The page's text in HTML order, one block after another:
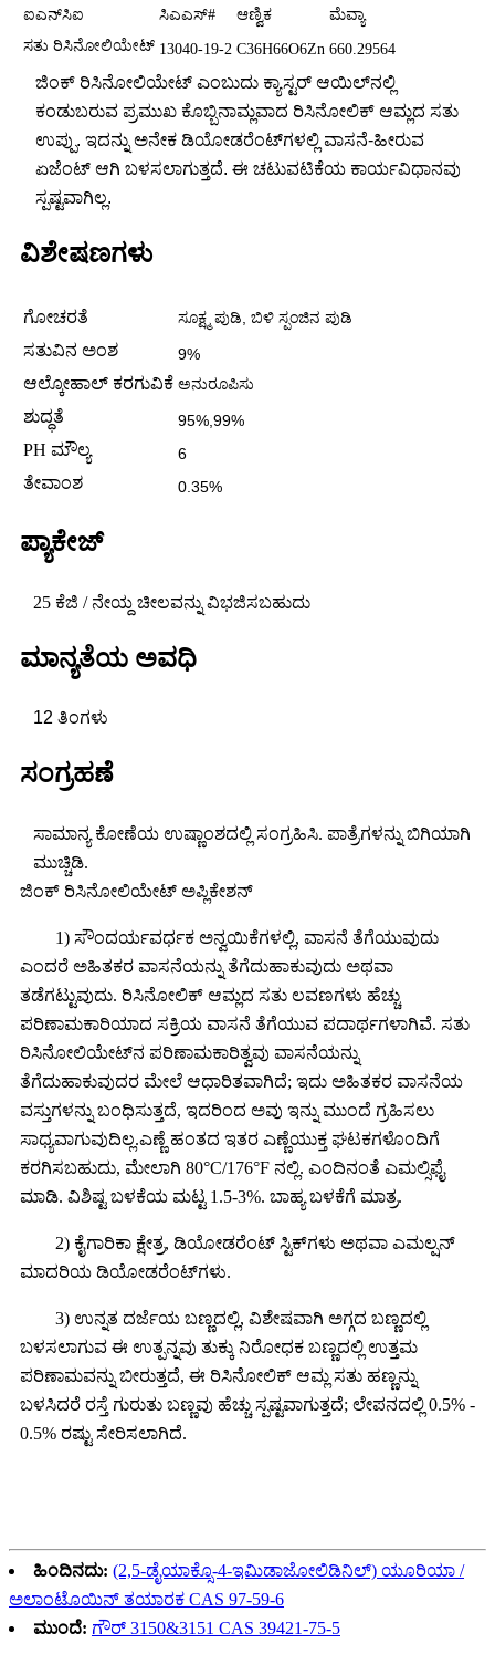
ಐಎನ್‌ಸಿಐ ಸಿಎಎಸ್# ಆಣ್ವಿಕ
ಮೆವ್ಯಾ
ಸತು ರಿಸಿನೋಲಿಯೇಟ್ 13040-19-2 C36H66O6Zn 660.29564
ಜಿಂಕ್ ರಿಸಿನೋಲಿಯೇಟ್ ಎಂಬುದು ಕ್ಯಾಸ್ಟರ್ ಆಯಿಲ್‌ನಲ್ಲಿ
ಕಂಡುಬರುವ ಪ್ರಮುಖ ಕೊಬ್ಬಿನಾಮ್ಲವಾದ ರಿಸಿನೋಲಿಕ್ ಆಮ್ಲದ ಸತು
ಉಪ್ಪು. ಇದನ್ನು ಅನೇಕ ಡಿಯೋಡರೆಂಟ್‌ಗಳಲ್ಲಿ ವಾಸನೆ-ಹೀರುವ
ಏಜೆಂಟ್ ಆಗಿ ಬಳಸಲಾಗುತ್ತದೆ. ಈ ಚಟುವಟಿಕೆಯ ಕಾರ್ಯವಿಧಾನವು
ಸ್ಪಷ್ಟವಾಗಿಲ್ಲ.
ವಿಶೇಷಣಗಳು
ಗೋಚರತೆ ಸೂಕ್ಷ್ಮ ಪುಡಿ, ಬಿಳಿ ಸ್ಪಂಜಿನ ಪುಡಿ
ಸತುವಿನ ಅಂಶ 9%
ಆಲ್ಕೋಹಾಲ್ ಕರಗುವಿಕೆ ಅನುರೂಪಿಸು
ಶುದ್ಧತೆ 95%,99%
PH ಮೌಲ್ಯ 6
ತೇವಾಂಶ 0.35%
ಪ್ಯಾಕೇಜ್
25 ಕೆಜಿ / ನೇಯ್ದ ಚೀಲವನ್ನು ವಿಭಜಿಸಬಹುದು
ಮಾನ್ಯತೆಯ ಅವಧಿ
12 ತಿಂಗಳು
ಸಂಗ್ರಹಣೆ
ಸಾಮಾನ್ಯ ಕೋಣೆಯ ಉಷ್ಣಾಂಶದಲ್ಲಿ ಸಂಗ್ರಹಿಸಿ. ಪಾತ್ರೆಗಳನ್ನು ಬಿಗಿಯಾಗಿ
ಮುಚ್ಚಿಡಿ.
ಜಿಂಕ್ ರಿಸಿನೋಲಿಯೇಟ್ ಅಪ್ಲಿಕೇಶನ್
1) ಸೌಂದರ್ಯವರ್ಧಕ ಅನ್ವಯಿಕೆಗಳಲ್ಲಿ, ವಾಸನೆ ತೆಗೆಯುವುದು
ಎಂದರೆ ಅಹಿತಕರ ವಾಸನೆಯನ್ನು ತೆಗೆದುಹಾಕುವುದು ಅಥವಾ
ತಡೆಗಟ್ಟುವುದು. ರಿಸಿನೋಲಿಕ್ ಆಮ್ಲದ ಸತು ಲವಣಗಳು ಹೆಚ್ಚು
ಪರಿಣಾಮಕಾರಿಯಾದ ಸಕ್ರಿಯ ವಾಸನೆ ತೆಗೆಯುವ ಪದಾರ್ಥಗಳಾಗಿವೆ. ಸತು
ರಿಸಿನೋಲಿಯೇಟ್‌ನ ಪರಿಣಾಮಕಾರಿತ್ವವು ವಾಸನೆಯನ್ನು
ತೆಗೆದುಹಾಕುವುದರ ಮೇಲೆ ಆಧಾರಿತವಾಗಿದೆ; ಇದು ಅಹಿತಕರ ವಾಸನೆಯ
ವಸ್ತುಗಳನ್ನು ಬಂಧಿಸುತ್ತದೆ, ಇದರಿಂದ ಅವು ಇನ್ನು ಮುಂದೆ ಗ್ರಹಿಸಲು
ಸಾಧ್ಯವಾಗುವುದಿಲ್ಲ.ಎಣ್ಣೆ ಹಂತದ ಇತರ ಎಣ್ಣೆಯುಕ್ತ ಘಟಕಗಳೊಂದಿಗೆ
ಕರಗಿಸಬಹುದು, ಮೇಲಾಗಿ 80°C/176°F ನಲ್ಲಿ. ಎಂದಿನಂತೆ ಎಮಲ್ಸಿಫೈ
ಮಾಡಿ. ವಿಶಿಷ್ಟ ಬಳಕೆಯ ಮಟ್ಟ 1.5-3%. ಬಾಹ್ಯ ಬಳಕೆಗೆ ಮಾತ್ರ.
2) ಕೈಗಾರಿಕಾ ಕ್ಷೇತ್ರ, ಡಿಯೋಡರೆಂಟ್ ಸ್ಟಿಕ್‌ಗಳು ಅಥವಾ ಎಮಲ್ಷನ್
ಮಾದರಿಯ ಡಿಯೋಡರೆಂಟ್‌ಗಳು.
3) ಉನ್ನತ ದರ್ಜೆಯ ಬಣ್ಣದಲ್ಲಿ, ವಿಶೇಷವಾಗಿ ಅಗ್ಗದ ಬಣ್ಣದಲ್ಲಿ
ಬಳಸಲಾಗುವ ಈ ಉತ್ಪನ್ನವು ತುಕ್ಕು ನಿರೋಧಕ ಬಣ್ಣದಲ್ಲಿ ಉತ್ತಮ
ಪರಿಣಾಮವನ್ನು ಬೀರುತ್ತದೆ, ಈ ರಿಸಿನೋಲಿಕ್ ಆಮ್ಲ ಸತು ಹಣ್ಣನ್ನು
ಬಳಸಿದರೆ ರಸ್ತೆ ಗುರುತು ಬಣ್ಣವು ಹೆಚ್ಚು ಸ್ಪಷ್ಟವಾಗುತ್ತದೆ; ಲೇಪನದಲ್ಲಿ 0.5% -
0.5% ರಷ್ಟು ಸೇರಿಸಲಾಗಿದೆ.
ಹಿಂದಿನದು: (2,5-ಡೈಯಾಕ್ಸೊ-4-ಇಮಿಡಾಜೋಲಿಡಿನಿಲ್) ಯೂರಿಯಾ /
ಅಲಾಂಟೊಯಿನ್ ತಯಾರಕ CAS 97-59-6
ಮುಂದೆ: ಗೌರ್ 3150&3151 CAS 39421-75-5